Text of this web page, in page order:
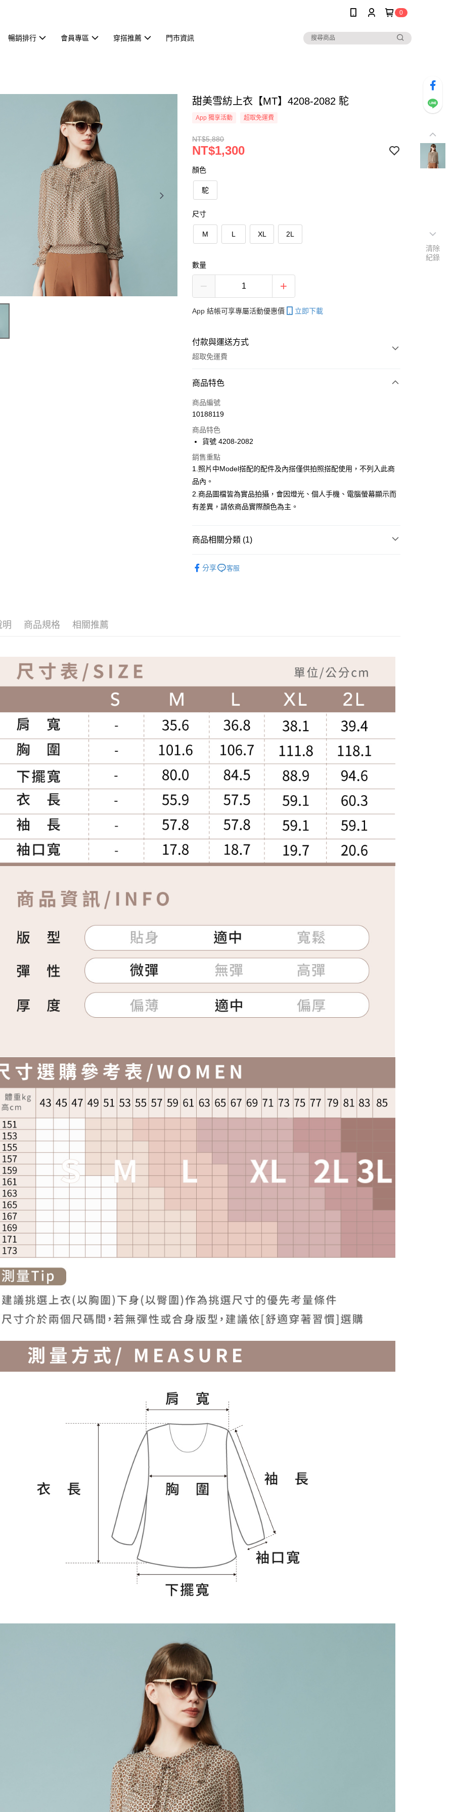
0
暢銷排行 會員專區 穿搭推薦 門市資訊
甜美雪紡上衣【MT】4208-2082 駝
App 獨享活動 超取免運費
NT$5,880
NT$1,300
顏色
駝
尺寸
M L XL 2L
數量
App 結帳可享專屬活動優惠價 立即下載
付款與運送方式
超取免運費
付款方式
信用卡一次付款
Apple Pay
ATM付款
運送方式
全家取貨付款
付款後全家取貨
7-11取貨付款
商品特色
商品編號
10188119
商品特色
貨號 4208-2082
銷售重點
1.照片中Model搭配的配件及內搭僅供拍照搭配使用，不列入此商
品內。
2.商品圖檔皆為實品拍攝，會因燈光、個人手機、電腦螢幕顯示而
有差異，請依商品實際顏色為主。
商品相關分類 (1)
分享
客服
明 商品規格 相關推薦
清除
紀錄